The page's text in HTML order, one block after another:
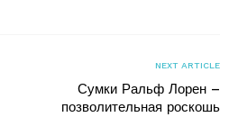
NEXT ARTICLE
Сумки Ральф Лорен –
позволительная роскошь